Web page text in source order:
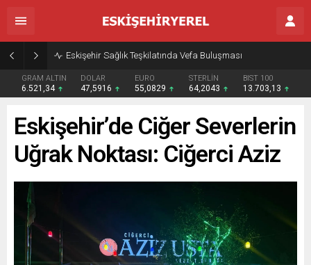
Eskişehir Sağlık Teşkilatında Vefa Buluşması
GRAM ALTIN
6.521,34
DOLAR
47,5916
EURO
55,0829
STERLİN
64,2043
BIST 100
13.703,13
Eskişehir’de Ciğer Severlerin
Uğrak Noktası: Ciğerci Aziz